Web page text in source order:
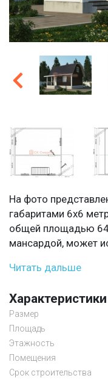
На фото
габаритами 6х6
общей площадью
мансардой, может
Читать дальше
Характеристики
Размер
Площадь
Этажность
Помещения
Срок строительства